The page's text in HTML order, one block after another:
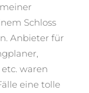
Schloss
Anbieter für
waren
eine tolle